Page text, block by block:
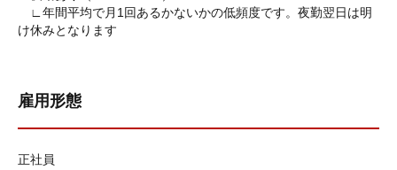
∟年間平均で月1回あるかないかの低頻度です。夜勤翌日は明
け休みとなります
雇用形態
正社員